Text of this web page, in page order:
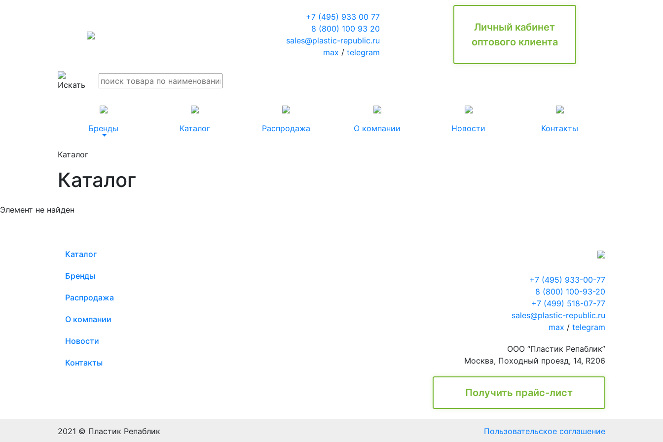
+7 (495) 933 00 77
8 (800) 100 93 20
sales@plastic-republic.ru
max / telegram
Личный кабинет
оптового клиента
Бренды Каталог Распродажа О компании Новости Контакты
Каталог
Каталог
Элемент не найден
Каталог
Бренды
Распродажа
О компании
Новости
Контакты
+7 (495) 933-00-77
8 (800) 100-93-20
+7 (499) 518-07-77
sales@plastic-republic.ru
max / telegram
ООО “Пластик Репаблик”
Москва, Походный проезд, 14, R206
Получить прайс-лист
2021 © Пластик Репаблик Пользовательское соглашение